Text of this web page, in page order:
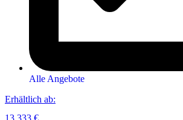
Alle Angebote
Erhältlich ab: